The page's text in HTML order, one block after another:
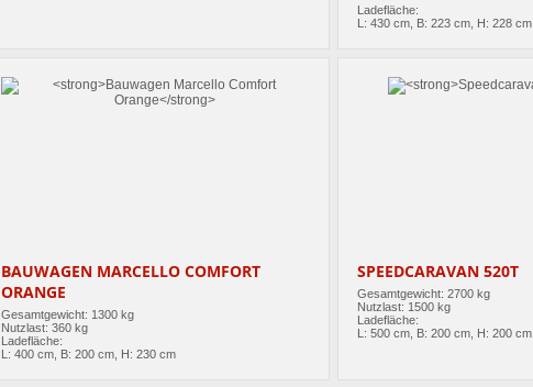
Ladefläche:
L: 430 cm, B: 223 cm, H: 228 cm
BAUWAGEN MARCELLO COMFORT
ORANGE
Gesamtgewicht: 1300 kg
Nutzlast: 360 kg
Ladefläche:
L: 400 cm, B: 200 cm, H: 230 cm
SPEEDCARAVAN 520T
Gesamtgewicht: 2700 kg
Nutzlast: 1500 kg
Ladefläche:
L: 500 cm, B: 200 cm, H: 200 cm